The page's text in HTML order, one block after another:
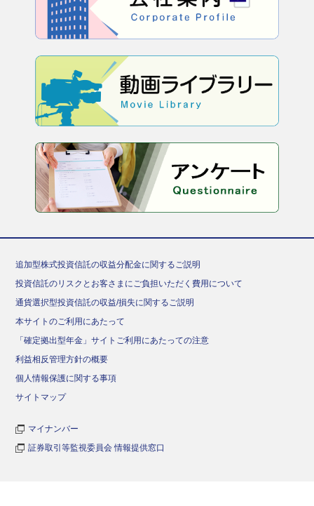
追加型株式投資信託の収益分配金に関するご説明
投資信託のリスクとお客さまにご負担いただく費用について
通貨選択型投資信託の収益/損失に関するご説明
本サイトのご利用にあたって
「確定拠出型年金」サイトご利用にあたっての注意
利益相反管理方針の概要
個人情報保護に関する事項
サイトマップ
マイナンバー
証券取引等監視委員会 情報提供窓口